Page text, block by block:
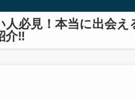
人必見！本当に出会え
介‼